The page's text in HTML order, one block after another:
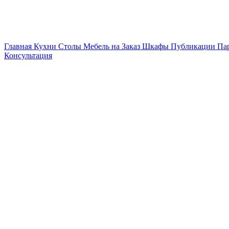
Главная Кухни Столы Мебель на Заказ Шкафы Публикации
Консультация